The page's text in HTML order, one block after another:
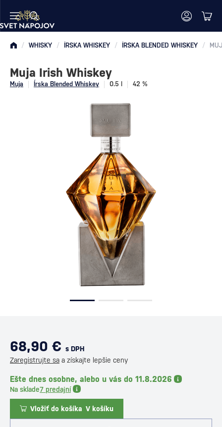
/ WHISKY / ÍRSKA WHISKEY / ÍRSKA BLENDED WHISKEY /
Muja Írska Blended Whiskey 0.5 l 42 %
Muja Irish Whiskey
68,90 € s DPH
Zaregistrujte sa a získajte lepšie ceny
Ešte dnes osobne, alebo u vás do 11.8.2026
Na sklade7 predajní
Vložiť do košíka V košíku